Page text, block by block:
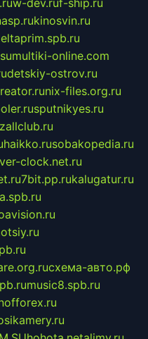
kinosvin.ru
multiki-online.com
detskiy-ostrov.ru
nix-files.org.ru
sputnikyes.ru
zallclub.ru
haikko.rusobakopedia.ru
clock.net.ru
7bit.pp.rukalugatur.ru
схема-авто.рф
music8.spb.ru